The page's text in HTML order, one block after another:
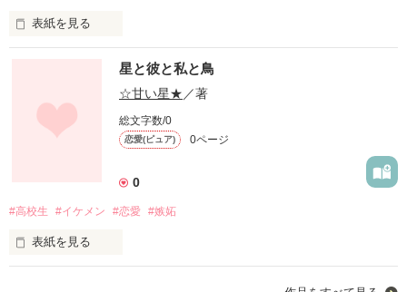
表紙を見る
高校生が繰り広げる恋の物語。
作品を読む
星と彼と私と鳥
☆甘い星★ ／著
総文字数/0
恋愛(ピュア) 0ページ
0
#高校生 #イケメン #恋愛 #嫉妬
表紙を見る